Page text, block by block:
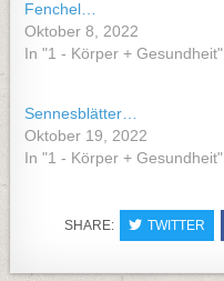
Fenchel…
Oktober 8, 2022
In "1 - Körper + Gesundheit"
Sennesblätter…
Oktober 19, 2022
In "1 - Körper + Gesundheit"
SHARE: TWITTER